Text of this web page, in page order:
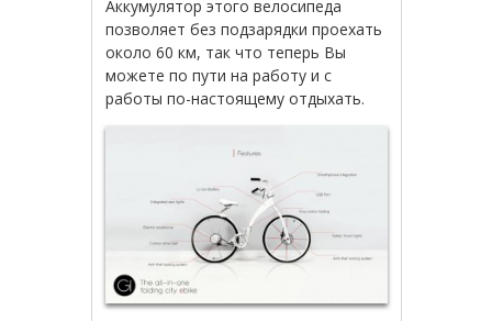
Аккумулятор этого велосипеда
позволяет без подзарядки проехать
около 60 км, так что теперь Вы
можете по пути на работу и с
работы по-настоящему отдыхать.